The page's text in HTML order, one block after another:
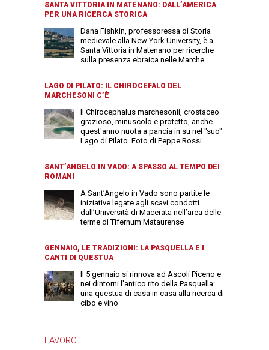
SANTA VITTORIA IN MATENANO: DALL’AMERICA
PER UNA RICERCA STORICA
Dana Fishkin, professoressa di Storia
medievale alla New York University, è a
Santa Vittoria in Matenano per ricerche
sulla presenza ebraica nelle Marche
LAGO DI PILATO: IL CHIROCEFALO DEL
MARCHESONI C’È
Il Chirocephalus marchesonii, crostaceo
grazioso, minuscolo e protetto, anche
quest'anno nuota a pancia in su nel "suo"
Lago di Pilato. Foto di Peppe Rossi
SANT’ANGELO IN VADO: A SPASSO AL TEMPO DEI
ROMANI
A Sant’Angelo in Vado sono partite le
iniziative legate agli scavi condotti
dall’Università di Macerata nell’area delle
terme di Tifernum Mataurense
GENNAIO, LE TRADIZIONI: LA PASQUELLA E I
CANTI DI QUESTUA
Il 5 gennaio si rinnova ad Ascoli Piceno e
nei dintorni l'antico rito della Pasquella:
una questua di casa in casa alla ricerca di
cibo e vino
LAVORO